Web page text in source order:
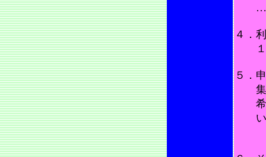
……
４．
１，
５．
集会
希望
い